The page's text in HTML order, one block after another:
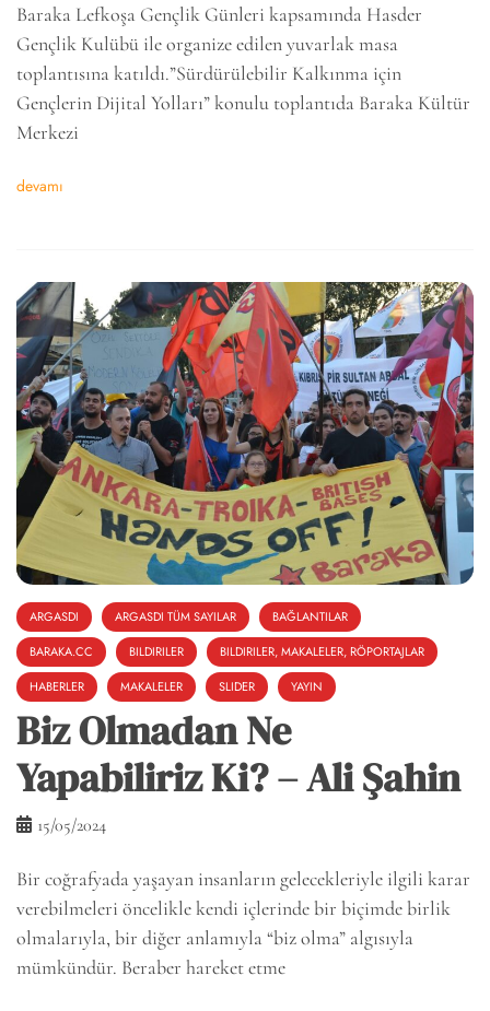
Baraka Lefkoşa Gençlik Günleri kapsamında Hasder
Gençlik Kulübü ile organize edilen yuvarlak masa
toplantısına katıldı.”Sürdürülebilir Kalkınma için
Gençlerin Dijital Yolları” konulu toplantıda Baraka Kültür
Merkezi
devamı
ARGASDI ARGASDI TÜM SAYILAR
BAĞLANTILAR
BARAKA.CC
BILDIRILER
BILDIRILER, MAKALELER, RÖPORTAJLAR
HABERLER
MAKALELER SLIDER YAYIN
Biz Olmadan Ne
Yapabiliriz Ki? – Ali Şahin
15/05/2024
Bir coğrafyada yaşayan insanların gelecekleriyle ilgili karar
verebilmeleri öncelikle kendi içlerinde bir biçimde birlik
olmalarıyla, bir diğer anlamıyla “biz olma” algısıyla
mümkündür. Beraber hareket etme